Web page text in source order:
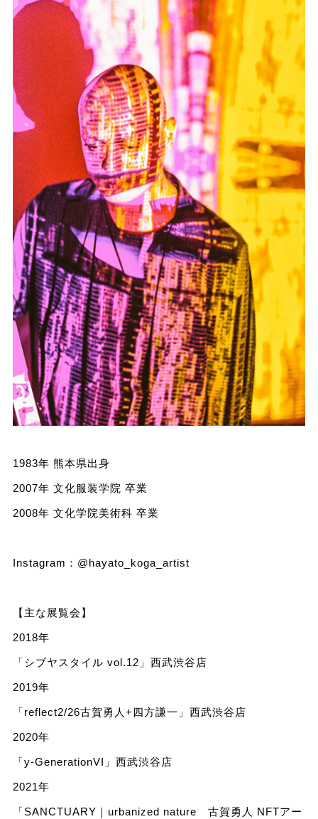
1983年 熊本県出身
2007年 文化服装学院 卒業
2008年 文化学院美術科 卒業
Instagram： @hayato_koga_artist
【主な展覧会】
2018年
「シブヤスタイル vol.12」西武渋谷店
2019年
「reflect2/26古賀勇人+四方謙一」西武渋谷店
2020年
「y-GenerationVI」西武渋谷店
2021年
「SANCTUARY｜urbanized nature 古賀勇人 NFTアー